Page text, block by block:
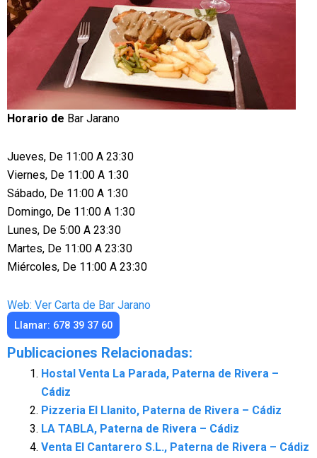
Horario de Bar Jarano
Jueves, De 11:00 A 23:30
Viernes, De 11:00 A 1:30
Sábado, De 11:00 A 1:30
Domingo, De 11:00 A 1:30
Lunes, De 5:00 A 23:30
Martes, De 11:00 A 23:30
Miércoles, De 11:00 A 23:30
Web: Ver Carta de Bar Jarano
Llamar: 678 39 37 60
Publicaciones Relacionadas:
Hostal Venta La Parada, Paterna de Rivera –
Cádiz
Pizzeria El Llanito, Paterna de Rivera – Cádiz
LA TABLA, Paterna de Rivera – Cádiz
Venta El Cantarero S.L., Paterna de Rivera – Cádiz